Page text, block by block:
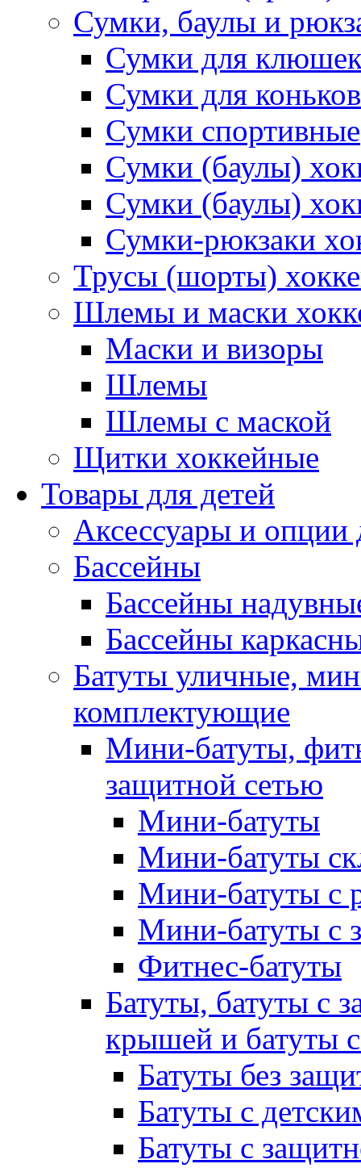
Сумки, баулы и
Сумки для
Сумки для коньков
Сумки спортивные
Сумки (баулы)
Сумки (баулы)
Сумки-рюкзаки
Трусы (шорты)
Шлемы и маски
Маски и визоры
Шлемы
Шлемы с маской
Щитки хоккейные
Товары для детей
Аксессуары и опции
Бассейны
Бассейны
Бассейны
Батуты уличные,
комплектующие
Мини-батуты,
защитной сетью
Мини-батуты
Мини-батуты
Мини-батуты с
Мини-батуты с
Фитнес-батуты
Батуты, батуты с
крышей и батуты
Батуты без
Батуты с
Батуты с